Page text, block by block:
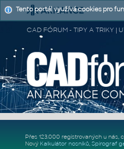
CAD FÓRUM - TIPY A TRIKY |
Přes 123.000 registrovaných u nás,
Nový Kalkulátor nosníků, Spirograf
Tento portál využívá cookies pro